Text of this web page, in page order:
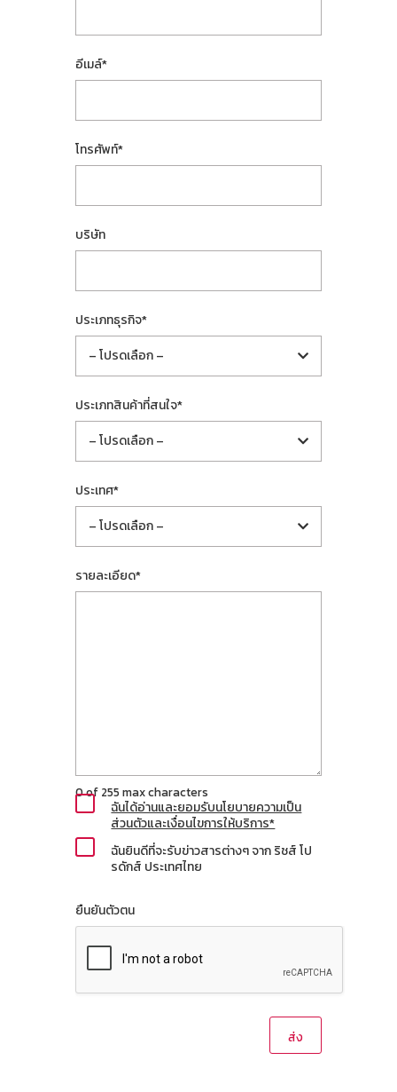
อีเมล์*
โทรศัพท์*
บริษัท
ประเภทธุรกิจ*
ประเภทสินค้าที่สนใจ*
ประเทศ*
รายละเอียด*
0 of 255 max characters
ฉันได้อ่านและยอมรับนโยบายความเป็น
ส่วนตัวและเงื่อนไขการให้บริการ*
ฉันยินดีที่จะรับข่าวสารต่างๆ จาก ริชส์ โป
รดักส์ ประเทศไทย
ยืนยันตัวตน